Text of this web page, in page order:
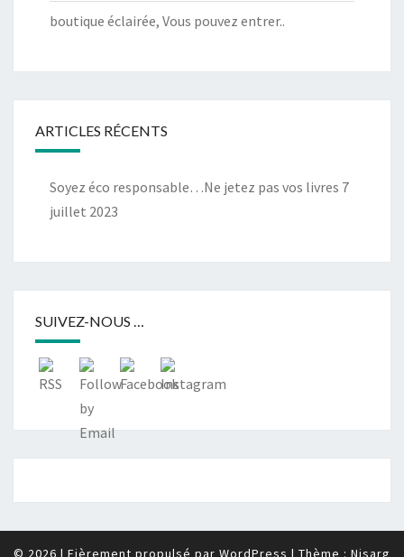
boutique éclairée, Vous pouvez entrer..
ARTICLES RÉCENTS
Soyez éco responsable…Ne jetez pas vos livres 7
juillet 2023
SUIVEZ-NOUS …
© 2026 | Fièrement propulsé par WordPress | Thème : Nisarg